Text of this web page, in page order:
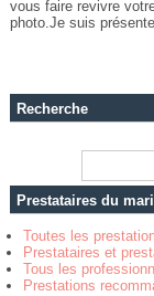
vous faire revivre
photo.Je suis
Recherche
Prestataires du
Toutes les
Prestataires et
Tous les
Prestations